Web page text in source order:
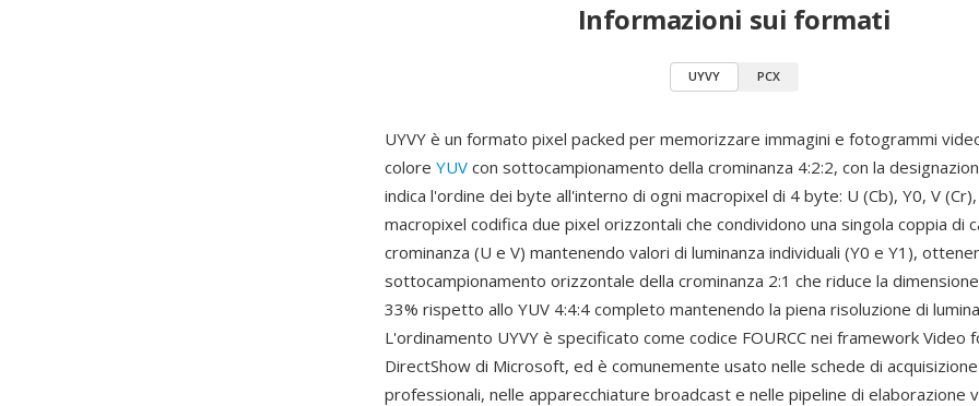
Informazioni sui formati
UYVY PCX
UYVY è un formato pixel packed per memorizzare immagini e fotogrammi
colore YUV con sottocampionamento della crominanza 4:2:2, con la
indica l'ordine dei byte all'interno di ogni macropixel di 4 byte: U (Cb), Y0, V
macropixel codifica due pixel orizzontali che condividono una singola coppia di
crominanza (U e V) mantenendo valori di luminanza individuali (Y0 e Y1),
sottocampionamento orizzontale della crominanza 2:1 che riduce la
33% rispetto allo YUV 4:4:4 completo mantenendo la piena risoluzione di
L'ordinamento UYVY è specificato come codice FOURCC nei framework Video
DirectShow di Microsoft, ed è comunemente usato nelle schede di
professionali, nelle apparecchiature broadcast e nelle pipeline di elaborazione